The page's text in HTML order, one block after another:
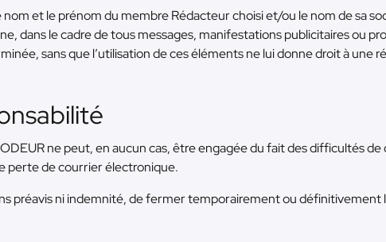
et le prénom du membre Rédacteur choisi et/ou le nom de sa
dans le cadre de tous messages, manifestations publicitaires ou
sans que l’utilisation de ces éléments ne lui donne droit à une
ne peut, en aucun cas, être engagée du fait des difficultés de
perte de courrier électronique.
préavis ni indemnité, de fermer temporairement ou définitivement